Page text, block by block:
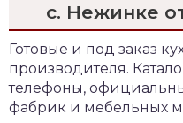
с. Нежинке
Готовые и под заказ
производителя.
телефоны,
фабрик и мебельных